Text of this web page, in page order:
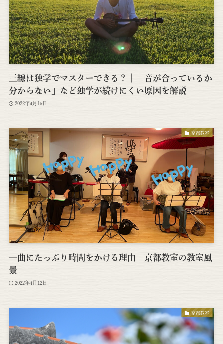
三線は独学でマスターできる？│「音が合っているか
分からない」など独学が続けにくい原因を解説
2022年4月15日
京都教室
一曲にたっぷり時間をかける理由│京都教室の教室風
景
2022年4月12日
京都教室